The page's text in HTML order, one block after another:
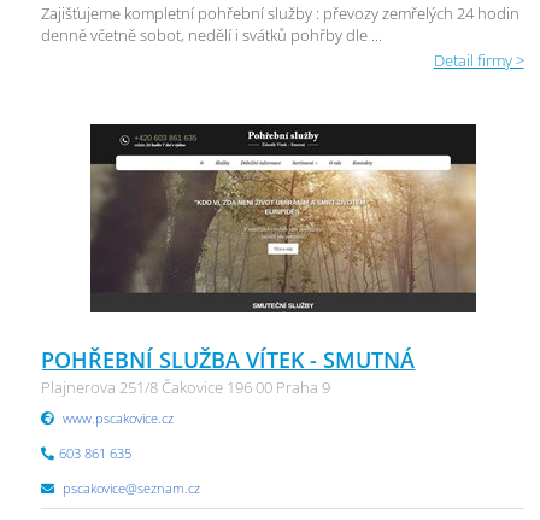
Zajišťujeme kompletní pohřební služby : převozy zemřelých 24 hodin
denně včetně sobot, nedělí i svátků pohřby dle ...
Detail firmy >
POHŘEBNÍ SLUŽBA VÍTEK - SMUTNÁ
Plajnerova 251/8 Čakovice 196 00 Praha 9
www.pscakovice.cz
603 861 635
pscakovice@seznam.cz